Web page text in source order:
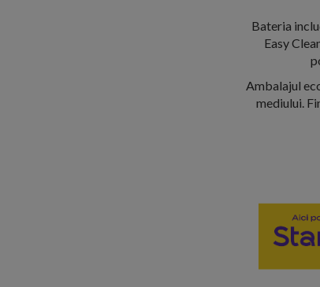
Bateria
Easy
Ambalajul
mediului.